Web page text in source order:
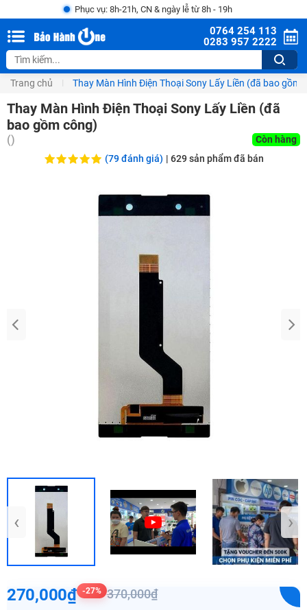
Phục vụ: 8h-21h, CN & ngày lễ từ 8h - 19h
0764 254 113
0283 957 2222
Trang chủ Thay Màn Hình Điện Thoại Sony Lấy Liền (đã bao gồm
Thay Màn Hình Điện Thoại Sony Lấy Liền (đã
bao gồm công)
()
Còn hàng
(79 đánh giá) | 629sản phẩm đã bán
‹ ›
270,000₫ -27% 370,000₫